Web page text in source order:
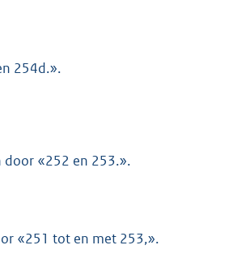
254d.».
door «252 en 253.».
«251 tot en met 253,».